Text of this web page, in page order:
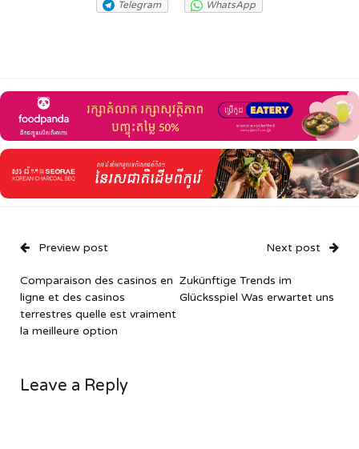
Telegram WhatsApp
Preview post
Comparaison des casinos en
ligne et des casinos
terrestres quelle est vraiment
la meilleure option
Next post
Zukünftige Trends im
Glücksspiel Was erwartet uns
Leave a Reply